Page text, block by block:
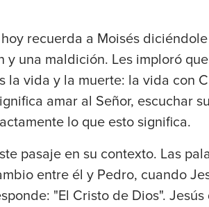
recuerda a Moisés
y una maldición. Les imploró
la vida y la muerte: la vida con
amar al Señor, escuchar
lo que esto significa.
pasaje en su contexto. Las
entre él y Pedro, cuando
"El Cristo de Dios".